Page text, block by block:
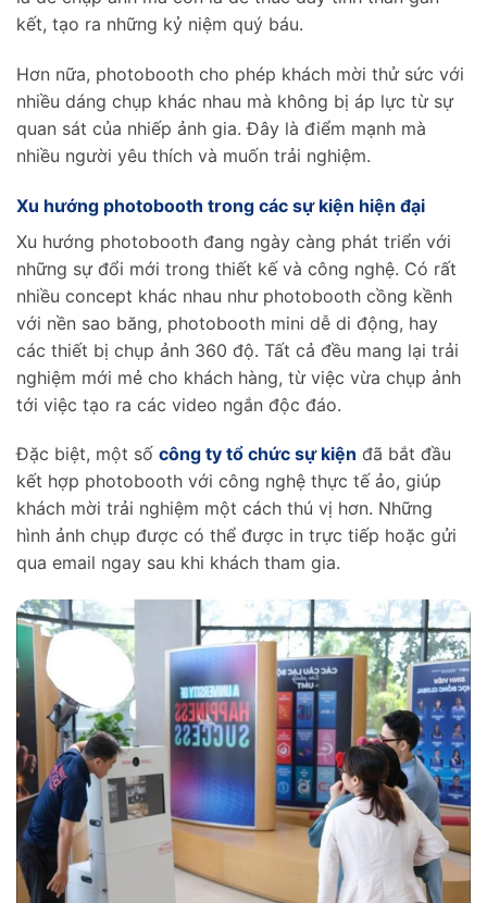
kết, tạo ra những kỷ niệm quý báu.
Hơn nữa, photobooth cho phép khách mời thử sức với
nhiều dáng chụp khác nhau mà không bị áp lực từ sự
quan sát của nhiếp ảnh gia. Đây là điểm mạnh mà
nhiều người yêu thích và muốn trải nghiệm.
Xu hướng photobooth trong các sự kiện hiện đại
Xu hướng photobooth đang ngày càng phát triển với
những sự đổi mới trong thiết kế và công nghệ. Có rất
nhiều concept khác nhau như photobooth cồng kềnh
với nền sao băng, photobooth mini dễ di động, hay
các thiết bị chụp ảnh 360 độ. Tất cả đều mang lại trải
nghiệm mới mẻ cho khách hàng, từ việc vừa chụp ảnh
tới việc tạo ra các video ngắn độc đáo.
Đặc biệt, một số công ty tổ chức sự kiện đã bắt đầu
kết hợp photobooth với công nghệ thực tế ảo, giúp
khách mời trải nghiệm một cách thú vị hơn. Những
hình ảnh chụp được có thể được in trực tiếp hoặc gửi
qua email ngay sau khi khách tham gia.